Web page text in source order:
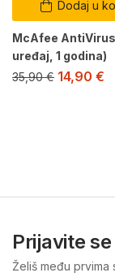
Dodaj u
McAfee AntiVirus
uređaj, 1 godina)
35,90€ 14,90 €
Prijavite
Želiš među prvima